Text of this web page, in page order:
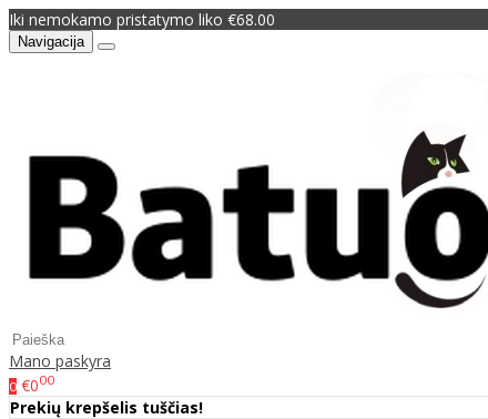
Iki nemokamo pristatymo liko €68.00
Navigacija
Mano paskyra
0 €000
Prekių krepšelis tuščias!